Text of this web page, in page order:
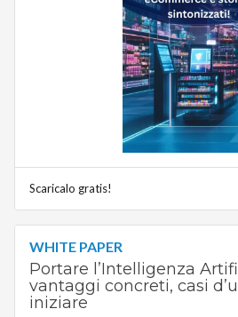
Scaricalo gratis!
WHITE PAPER
Portare l’Intelligenza
vantaggi concreti, casi
iniziare